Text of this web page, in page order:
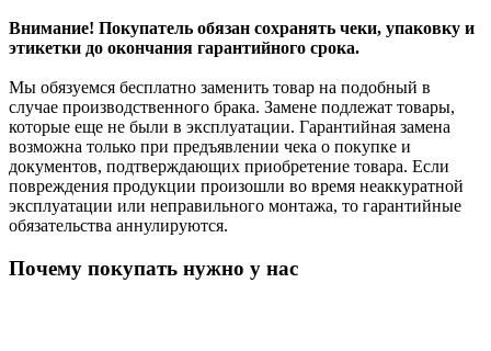
Внимание! Покупатель обязан сохранять чеки, упаковку и
этикетки до окончания гарантийного срока.
Мы обязуемся бесплатно заменить товар на подобный в
случае производственного брака. Замене подлежат товары,
которые еще не были в эксплуатации. Гарантийная замена
возможна только при предъявлении чека о покупке и
документов, подтверждающих приобретение товара. Если
повреждения продукции произошли во время неаккуратной
эксплуатации или неправильного монтажа, то гарантийные
обязательства аннулируются.
Почему покупать нужно у нас